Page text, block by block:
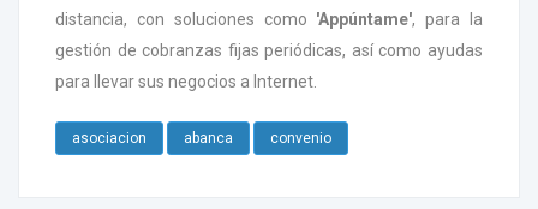
distancia, con soluciones como 'Appúntame', para la
gestión de cobranzas fijas periódicas, así como ayudas
para llevar sus negocios a Internet.
asociacion abanca convenio